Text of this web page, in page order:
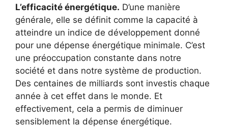
L’efficacité énergétique. D’une manière
générale, elle se définit comme la capacité à
atteindre un indice de développement donné
pour une dépense énergétique minimale. C’est
une préoccupation constante dans notre
société et dans notre système de production.
Des centaines de milliards sont investis chaque
année à cet effet dans le monde. Et
effectivement, cela a permis de diminuer
sensiblement la dépense énergétique.